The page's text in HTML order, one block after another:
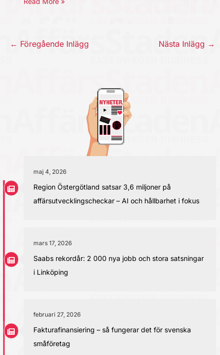
← Föregående Inlägg Nästa Inlägg →
maj 4, 2026
Region Östergötland satsar 3,6 miljoner på
affärsutvecklingscheckar – AI och hållbarhet i fokus
mars 17, 2026
Saabs rekordår: 2 000 nya jobb och stora satsningar
i Linköping
februari 27, 2026
Fakturafinansiering – så fungerar det för svenska
småföretag